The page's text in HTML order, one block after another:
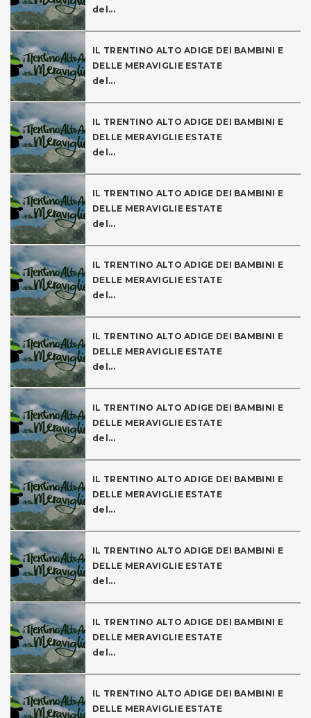
del...
IL TRENTINO ALTO ADIGE DEI BAMBINI E
DELLE MERAVIGLIE ESTATE
del...
IL TRENTINO ALTO ADIGE DEI BAMBINI E
DELLE MERAVIGLIE ESTATE
del...
IL TRENTINO ALTO ADIGE DEI BAMBINI E
DELLE MERAVIGLIE ESTATE
del...
IL TRENTINO ALTO ADIGE DEI BAMBINI E
DELLE MERAVIGLIE ESTATE
del...
IL TRENTINO ALTO ADIGE DEI BAMBINI E
DELLE MERAVIGLIE ESTATE
del...
IL TRENTINO ALTO ADIGE DEI BAMBINI E
DELLE MERAVIGLIE ESTATE
del...
IL TRENTINO ALTO ADIGE DEI BAMBINI E
DELLE MERAVIGLIE ESTATE
del...
IL TRENTINO ALTO ADIGE DEI BAMBINI E
DELLE MERAVIGLIE ESTATE
del...
IL TRENTINO ALTO ADIGE DEI BAMBINI E
DELLE MERAVIGLIE ESTATE
del...
IL TRENTINO ALTO ADIGE DEI BAMBINI E
DELLE MERAVIGLIE ESTATE